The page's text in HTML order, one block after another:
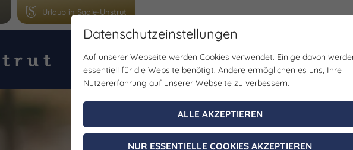
Urlaub in Saale-Unstrut
Leben im Tourismus Arbeiten im Tourismus
Datenschutzeinstellungen
Auf unserer Webseite werden Cookies verwendet. Einige davon
essentiell für die Website benötigt. Andere ermöglichen es uns, Ihre
Nutzererfahrung auf unserer Webseite zu verbessern.
ALLE AKZEPTIEREN
NUR ESSENTIELLE COOKIES AKZEPTIEREN